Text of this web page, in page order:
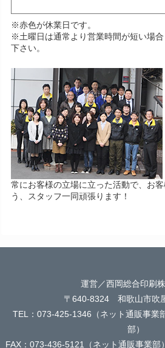
※赤色が休業日です。
※土曜日は通常より営業時間が短い場
下さい。
常にお客様の立場に立った活動で、お
う、スタッフ一同頑張ります！
運営／西岡総合印刷
〒640-8324 和歌山市吹
TEL：073-425-1346（ネット通販事業
部）
FAX：073-436-5121（ネット通販事業部